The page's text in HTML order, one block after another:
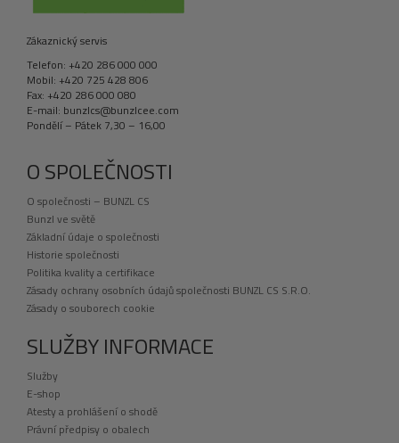
Zákaznický servis
Telefon: +420 286 000 000
Mobil: +420 725 428 806
Fax: +420 286 000 080
E-mail: bunzlcs@bunzlcee.com
Pondělí – Pátek 7,30 – 16,00
O SPOLEČNOSTI
O společnosti – BUNZL CS
Bunzl ve světě
Základní údaje o společnosti
Historie společnosti
Politika kvality a certifikace
Zásady ochrany osobních údajů společnosti BUNZL CS S.R.O.
Zásady o souborech cookie
SLUŽBY INFORMACE
Služby
E-shop
Atesty a prohlášení o shodě
Právní předpisy o obalech